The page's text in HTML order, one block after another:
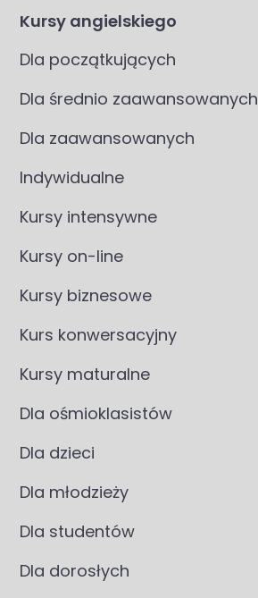
Kursy angielskiego
Dla początkujących
Dla średnio zaawansowanych
Dla zaawansowanych
Indywidualne
Kursy intensywne
Kursy on-line
Kursy biznesowe
Kurs konwersacyjny
Kursy maturalne
Dla ośmioklasistów
Dla dzieci
Dla młodzieży
Dla studentów
Dla dorosłych